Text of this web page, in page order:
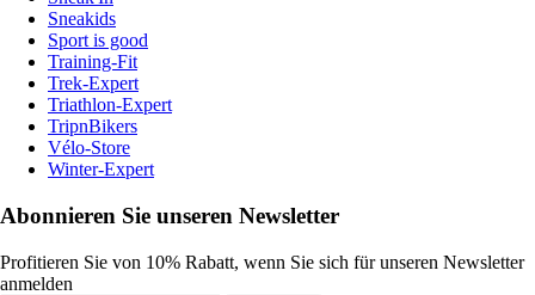
Sneakids
Sport is good
Training-Fit
Trek-Expert
Triathlon-Expert
TripnBikers
Vélo-Store
Winter-Expert
Abonnieren Sie unseren Newsletter
Profitieren Sie von 10% Rabatt, wenn Sie sich für unseren Newsletter
anmelden